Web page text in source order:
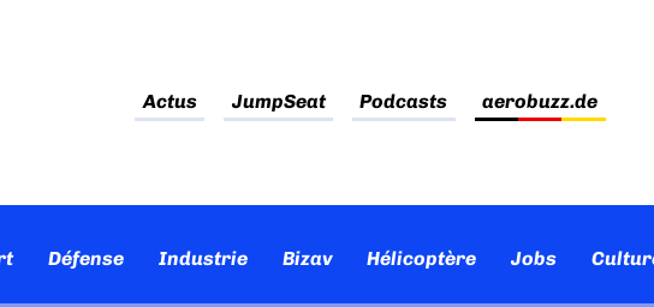
Actus JumpSeat Podcasts aerobuzz.de
Défense Industrie Bizav Hélicoptère Jobs